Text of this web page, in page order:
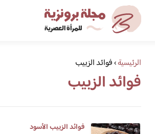
الرئيسية›فوائد الزبيب
فوائد الزبيب
فوائد الزبيب الأسود